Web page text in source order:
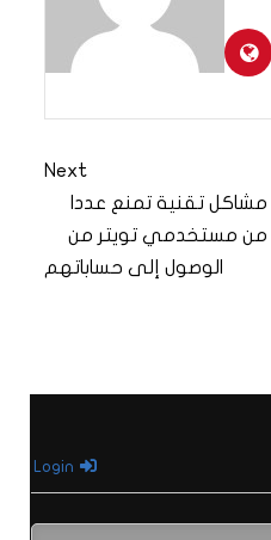
Next
مشاكل تقنية تمنع عددا
من مستخدمي تويتر من
الوصول إلى حساباتهم